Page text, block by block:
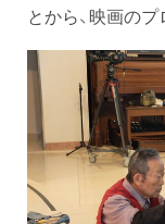
とから、映画の